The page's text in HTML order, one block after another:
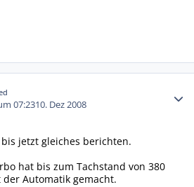
07:2310. Dez 2008
jetzt gleiches berichten.
hat bis zum Tachstand von 380
Automatik gemacht.